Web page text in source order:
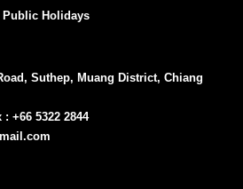
Public Holidays
Suthep, Muang District, Chiang
: +66 5322 2844